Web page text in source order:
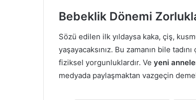
Bebeklik Dönemi
Sözü edilen ilk yıldaysa kaka, çiş,
yaşayacaksınız. Bu zamanın bile
fiziksel yorgunluklardır. Ve yeni
medyada paylaşmaktan vazgeçin